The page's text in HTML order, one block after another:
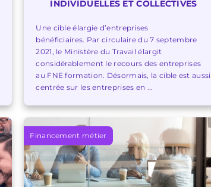
INDIVIDUELLES ET COLLECTIVES
Une cible élargie d’entreprises
bénéficiaires. Par circulaire du 7 septembre
2021, le Ministère du Travail élargit
considérablement le recours des entreprises
au FNE formation. Désormais, la cible est aussi
centrée sur les entreprises en ...
Financement métier